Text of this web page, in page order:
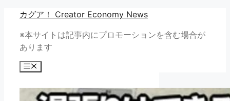
カグア！ Creator Economy News
※本サイトは記事内にプロモーションを含む場合が
あります
メ
ー